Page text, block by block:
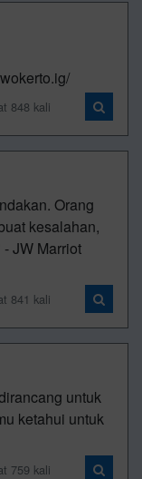
848 kali
Orang
kesalahan,
JW Marriot
841 kali
untuk
ketahui untuk
759 kali